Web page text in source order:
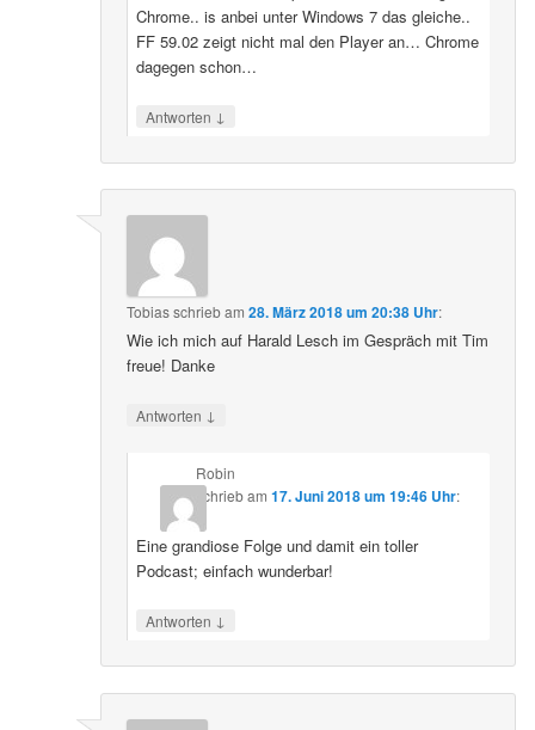
Chrome.. is anbei unter Windows 7 das gleiche..
FF 59.02 zeigt nicht mal den Player an… Chrome
dagegen schon…
Antworten ↓
Tobiasschriebam28. März 2018 um 20:38 Uhr:
Wie ich mich auf Harald Lesch im Gespräch mit Tim
freue! Danke
Antworten ↓
Robin
schriebam 17. Juni 2018 um 19:46 Uhr:
Eine grandiose Folge und damit ein toller
Podcast; einfach wunderbar!
Antworten ↓